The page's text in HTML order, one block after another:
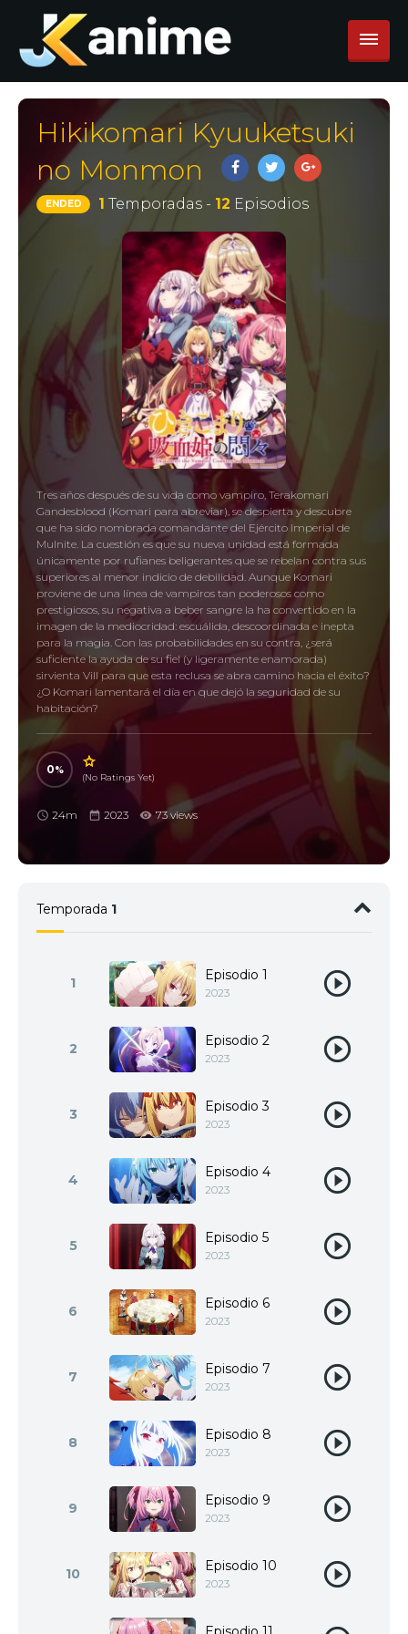
Hikikomari Kyuuketsuki
no Monmon
ENDED 1 Temporadas - 12 Episodios
Tres años después de su vida como vampiro, Terakomari
Gandesblood (Komari para abreviar), se despierta y descubre
que ha sido nombrada comandante del Ejército Imperial de
Mulnite. La cuestión es que su nueva unidad está formada
únicamente por rufianes beligerantes que se rebelan contra sus
superiores al menor indicio de debilidad. Aunque Komari
proviene de una línea de vampiros tan poderosos como
prestigiosos, su negativa a beber sangre la ha convertido en la
imagen de la mediocridad: escuálida, descoordinada e inepta
para la magia. Con las probabilidades en su contra, ¿será
suficiente la ayuda de su fiel (y ligeramente enamorada)
sirvienta Vill para que esta reclusa se abra camino hacia el éxito?
¿O Komari lamentará el día en que dejó la seguridad de su
habitación?
0
(No Ratings Yet)
24m 2023 73 views
Temporada 1
1 Episodio 1
2023
2 Episodio 2
2023
3 Episodio 3
2023
4 Episodio 4
2023
5 Episodio 5
2023
6 Episodio 6
2023
7 Episodio 7
2023
8 Episodio 8
2023
9 Episodio 9
2023
10 Episodio 10
2023